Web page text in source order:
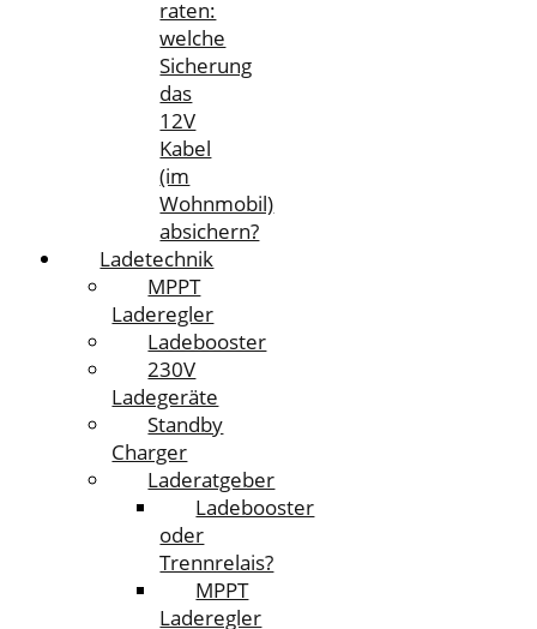
raten:
welche
Sicherung
das
12V
Kabel
(im
Wohnmobil)
absichern?
Ladetechnik
MPPT
Laderegler
Ladebooster
230V
Ladegeräte
Standby
Charger
Laderatgeber
Ladebooster
oder
Trennrelais?
MPPT
Laderegler